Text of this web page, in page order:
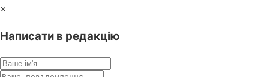
×
Написати в редакцію